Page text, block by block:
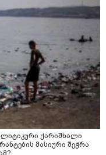
ქარიშხალი
მასიური შეჭრა